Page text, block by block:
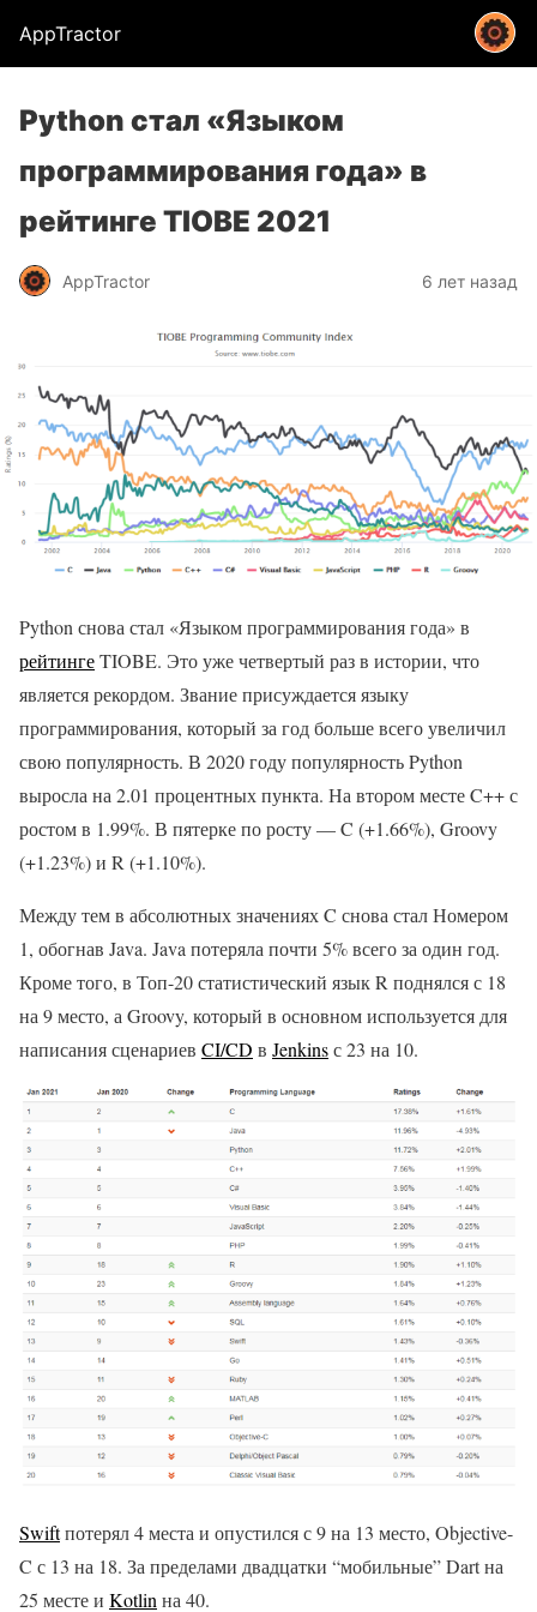
AppTractor
Python стал «Языком
программирования года» в
рейтинге TIOBE 2021
AppTractor 6 лет назад
Python снова стал «Языком программирования года» в
рейтингеTIOBE. Это уже четвертый раз в истории, что
является рекордом. Звание присуждается языку
программирования, который за год больше всего увеличил
свою популярность. В 2020 году популярность Python
выросла на 2.01 процентных пункта. На втором месте C++ с
ростом в 1.99%. В пятерке по росту — C (+1.66%), Groovy
(+1.23%) и R (+1.10%).
Между тем в абсолютных значениях C снова стал Номером
1, обогнав Java. Java потеряла почти 5% всего за один год.
Кроме того, в Топ-20 статистический язык R поднялся с 18
на 9 место, а Groovy, который в основном используется для
написания сценариев CI/CD в Jenkinsс 23 на 10.
Swiftпотерял 4 места и опустился с 9 на 13 место, Objective-
C с 13 на 18. За пределами двадцатки “мобильные” Dart на
25 месте и Kotlinна 40.